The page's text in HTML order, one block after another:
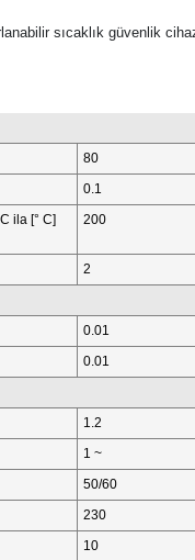
sıcaklık güvenlik
80
0.1
C ila [° C]
200
2
0.01
0.01
1.2
1 ~
50/60
230
10